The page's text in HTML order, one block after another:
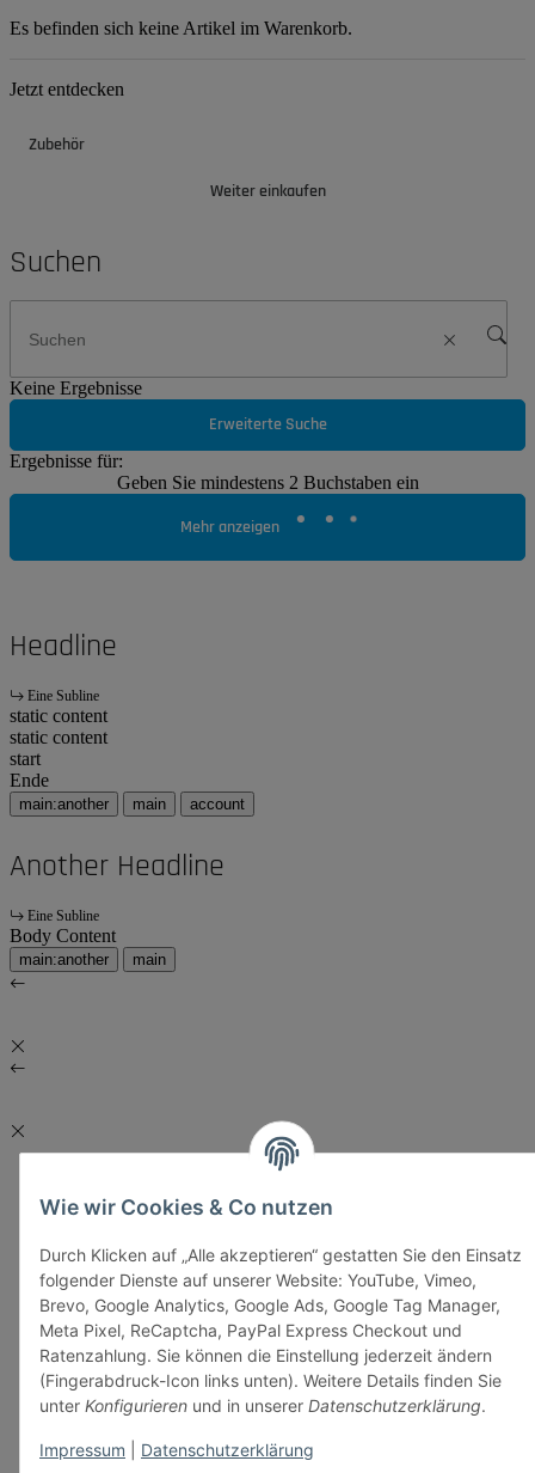
Wie wir Cookies & Co nutzen
Durch Klicken auf „Alle akzeptieren“ gestatten Sie den Einsatz
folgender Dienste auf unserer Website: YouTube, Vimeo,
Brevo, Google Analytics, Google Ads, Google Tag Manager,
Meta Pixel, ReCaptcha, PayPal Express Checkout und
Ratenzahlung. Sie können die Einstellung jederzeit ändern
(Fingerabdruck-Icon links unten). Weitere Details finden Sie
unter Konfigurieren und in unserer Datenschutzerklärung.
Impressum Datenschutzerklärung
Es befinden sich keine Artikel im Warenkorb.
Jetzt entdecken
Zubehör
Weiter einkaufen
Suchen
Keine Ergebnisse
Erweiterte Suche
Ergebnisse für:
Geben Sie mindestens 2 Buchstaben ein
Mehr anzeigen
Headline
Eine Subline
static content
static content
start
Ende
main:another main account
Another Headline
Eine Subline
Body Content
main:another main